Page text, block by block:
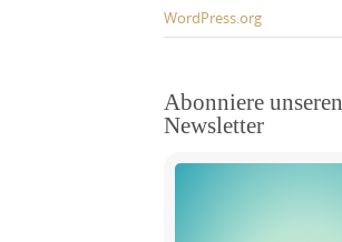
WordPress.org
Abonniere unseren
Newsletter